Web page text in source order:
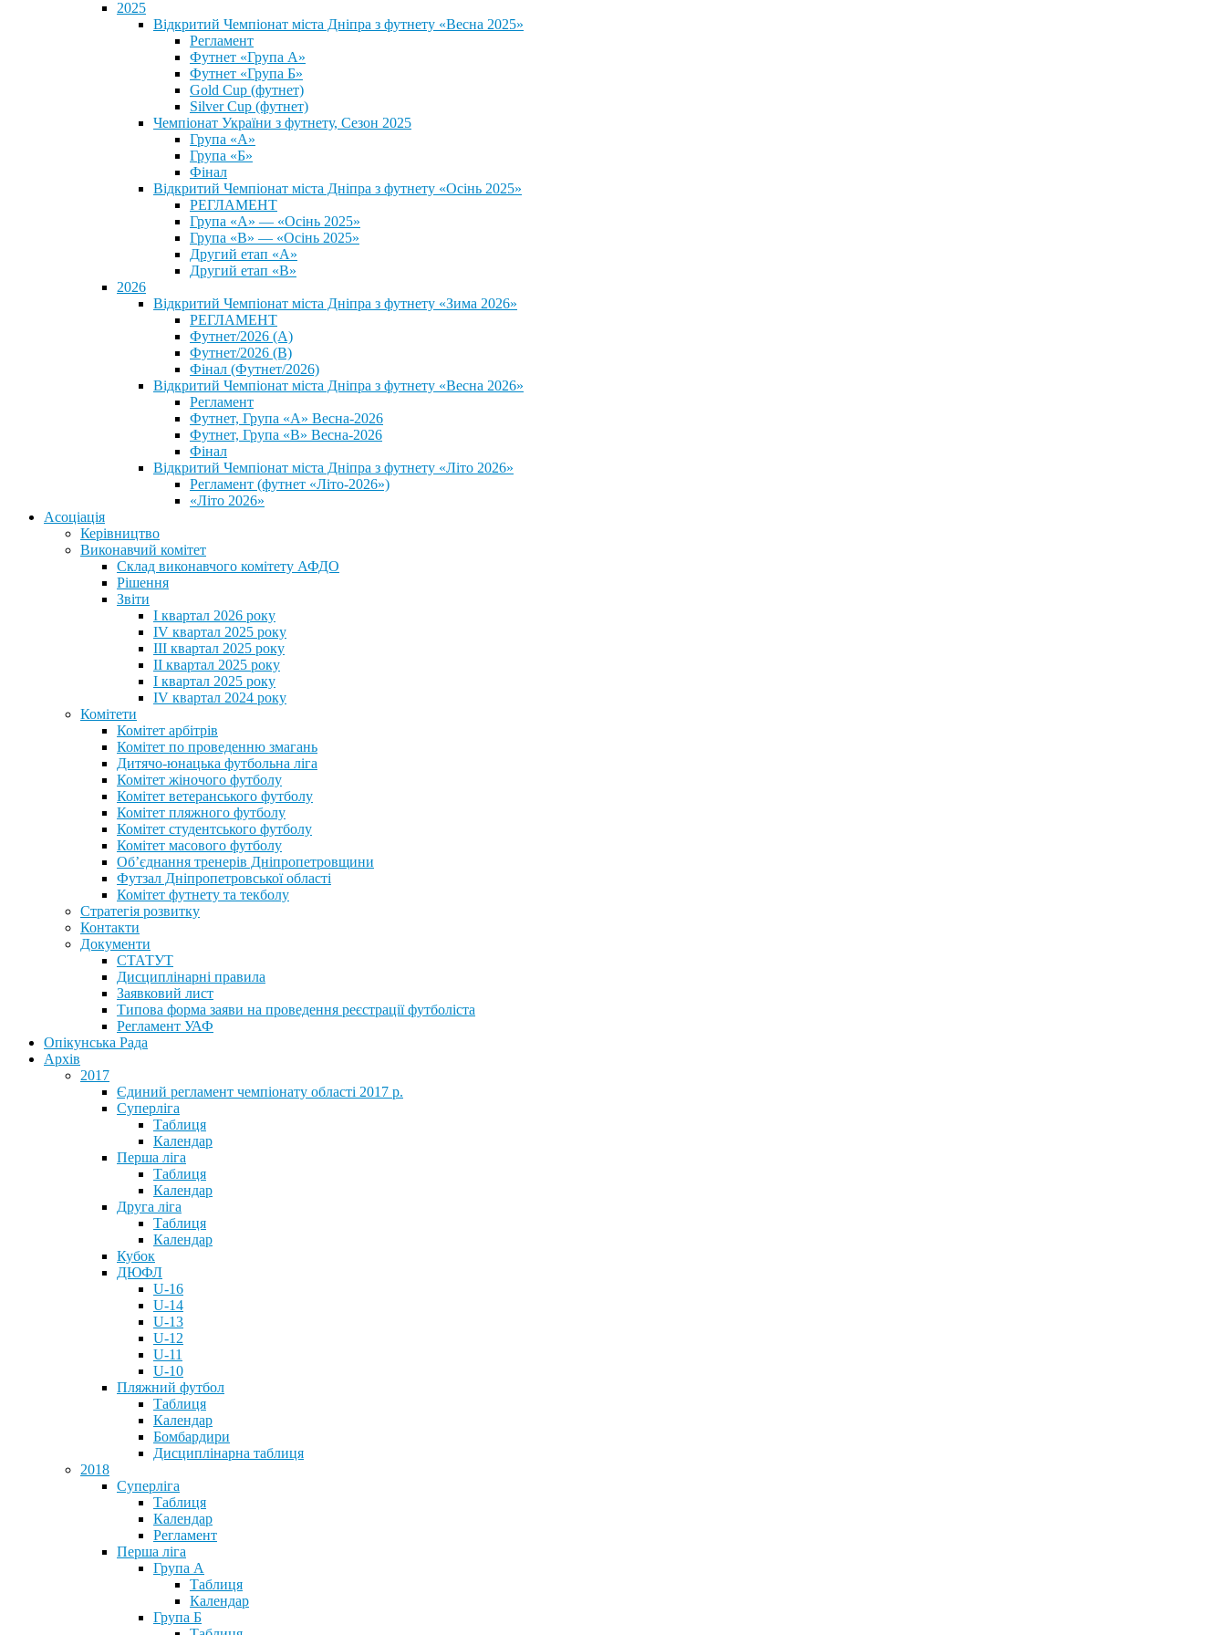
2025
Відкритий Чемпіонат міста Дніпра з футнету «Весна 2025»
Регламент
Футнет «Група А»
Футнет «Група Б»
Gold Cup (футнет)
Silver Cup (футнет)
Чемпіонат України з футнету, Сезон 2025
Група «А»
Група «Б»
Фінал
Відкритий Чемпіонат міста Дніпра з футнету «Осінь 2025»
РЕГЛАМЕНТ
Група «А» — «Осінь 2025»
Група «В» — «Осінь 2025»
Другий етап «А»
Другий етап «В»
2026
Відкритий Чемпіонат міста Дніпра з футнету «Зима 2026»
РЕГЛАМЕНТ
Футнет/2026 (А)
Футнет/2026 (В)
Фінал (Футнет/2026)
Відкритий Чемпіонат міста Дніпра з футнету «Весна 2026»
Регламент
Футнет, Група «А» Весна-2026
Футнет, Група «В» Весна-2026
Фінал
Відкритий Чемпіонат міста Дніпра з футнету «Літо 2026»
Регламент (футнет «Літо-2026»)
«Літо 2026»
Асоціація
Керівництво
Виконавчий комітет
Склад виконавчого комітету АФДО
Рішення
Звіти
I квартал 2026 року
IV квартал 2025 року
III квартал 2025 року
II квартал 2025 року
I квартал 2025 року
IV квартал 2024 року
Комітети
Комітет арбітрів
Комітет по проведенню змагань
Дитячо-юнацька футбольна ліга
Комітет жіночого футболу
Комітет ветеранського футболу
Комітет пляжного футболу
Комітет студентського футболу
Комітет масового футболу
Обʼєднання тренерів Дніпропетровщини
Футзал Дніпропетровської області
Комітет футнету та текболу
Стратегія розвитку
Контакти
Документи
СТАТУТ
Дисциплінарні правила
Заявковий лист
Типова форма заяви на проведення реєстрації футболіста
Регламент УАФ
Опікунська Рада
Архів
2017
Єдиний регламент чемпіонату області 2017 р.
Суперліга
Таблиця
Календар
Перша ліга
Таблиця
Календар
Друга ліга
Таблиця
Календар
Кубок
ДЮФЛ
U-16
U-14
U-13
U-12
U-11
U-10
Пляжний футбол
Таблиця
Календар
Бомбардири
Дисциплінарна таблиця
2018
Суперліга
Таблиця
Календар
Регламент
Перша ліга
Група А
Таблиця
Календар
Група Б